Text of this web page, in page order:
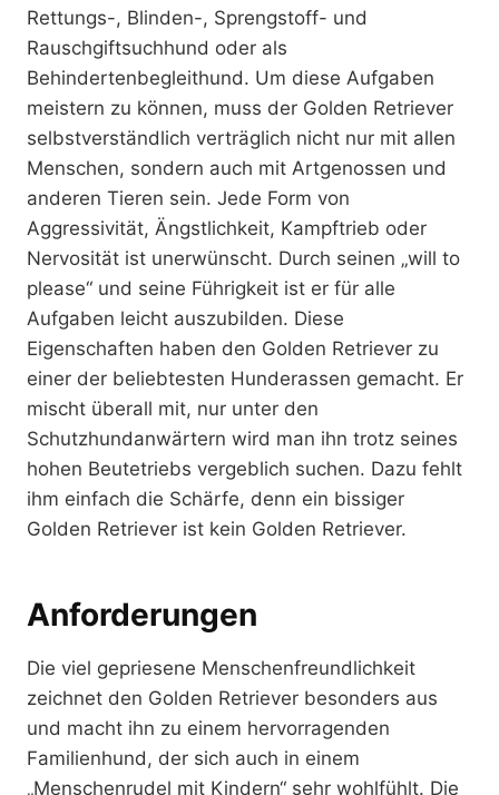
Rettungs-, Blinden-, Sprengstoff- und
Rauschgiftsuchhund oder als
Behindertenbegleithund. Um diese Aufgaben
meistern zu können, muss der Golden Retriever
selbstverständlich verträglich nicht nur mit allen
Menschen, sondern auch mit Artgenossen und
anderen Tieren sein. Jede Form von
Aggressivität, Ängstlichkeit, Kampftrieb oder
Nervosität ist unerwünscht. Durch seinen „will to
please“ und seine Führigkeit ist er für alle
Aufgaben leicht auszubilden. Diese
Eigenschaften haben den Golden Retriever zu
einer der beliebtesten Hunderassen gemacht. Er
mischt überall mit, nur unter den
Schutzhundanwärtern wird man ihn trotz seines
hohen Beutetriebs vergeblich suchen. Dazu fehlt
ihm einfach die Schärfe, denn ein bissiger
Golden Retriever ist kein Golden Retriever.
Anforderungen
Die viel gepriesene Menschenfreundlichkeit
zeichnet den Golden Retriever besonders aus
und macht ihn zu einem hervorragenden
Familienhund, der sich auch in einem
„Menschenrudel mit Kindern“ sehr wohlfühlt. Die